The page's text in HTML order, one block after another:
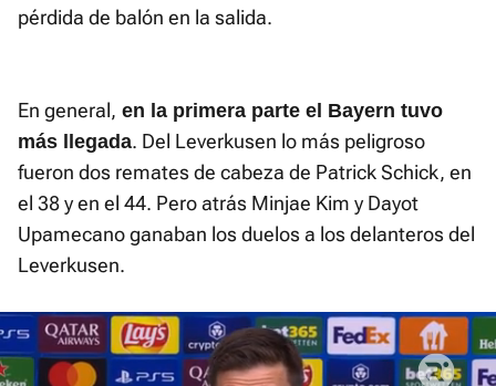
pérdida de balón en la salida.
En general, en la primera parte el Bayern tuvo
más llegada. Del Leverkusen lo más peligroso
fueron dos remates de cabeza de Patrick Schick, en
el 38 y en el 44. Pero atrás Minjae Kim y Dayot
Upamecano ganaban los duelos a los delanteros del
Leverkusen.